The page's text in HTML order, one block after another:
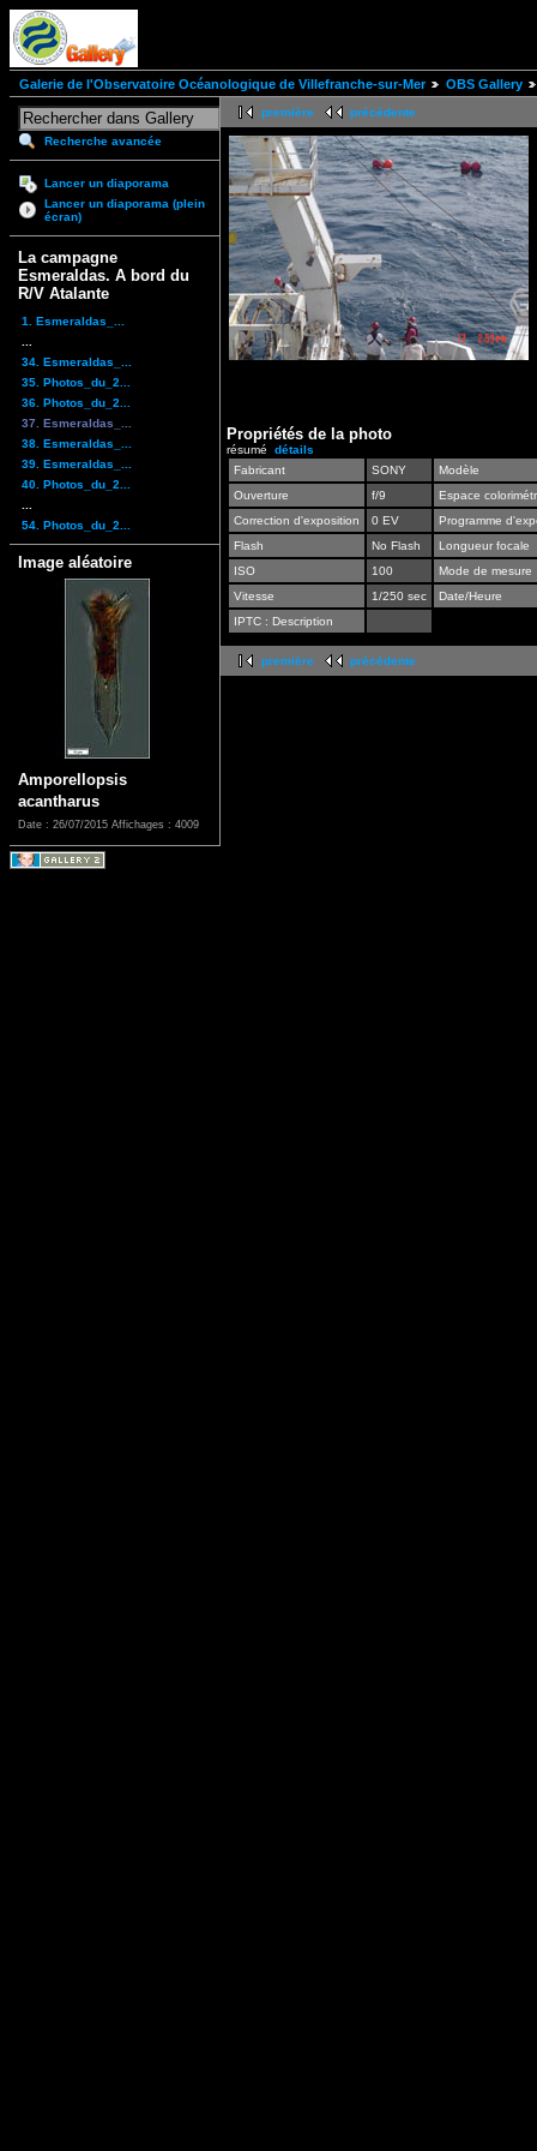
Galerie de l'Observatoire Océanologique de Villefranche-sur-Mer OBS Gallery
Recherche avancée
Lancer un diaporama
Lancer un diaporama (plein
écran)
La campagne
Esmeraldas. A bord du
R/V Atalante
1. Esmeraldas_...
34. Esmeraldas_...
35. Photos_du_2...
36. Photos_du_2...
37. Esmeraldas_...
38. Esmeraldas_...
39. Esmeraldas_...
40. Photos_du_2...
54. Photos_du_2...
Image aléatoire
Amporellopsis
acantharus
Date : 26/07/2015 Affichages : 4009
première précédente
Propriétés de la photo
résumé détails
Fabricant
SONY
Modèle
Ouverture
f/9
Espace
Correction d'exposition
0 EV
Programme
Flash
No Flash
Longueur focale
ISO
100
Mode de mesure
Vitesse
1/250 sec
Date/Heure
IPTC : Description
première précédente